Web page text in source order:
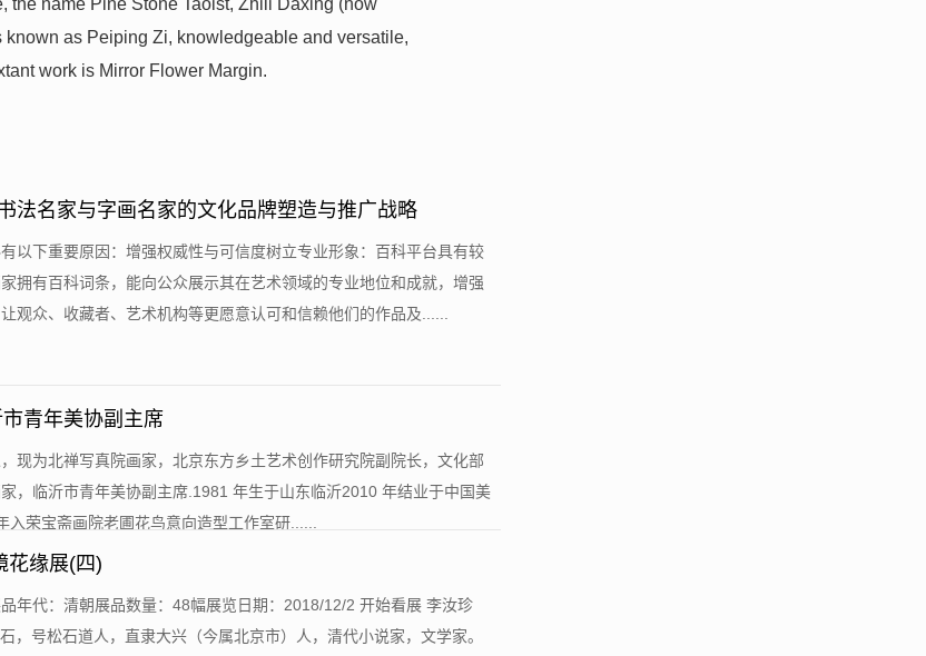
the name Pine Stone Taoist, Zhili Daxing (now
as Peiping Zi, knowledgeable and versatile,
work is Mirror Flower Margin.
法名家与字画名家的文化品牌塑造与推广战略
以下重要原因：增强权威性与可信度树立专业形象：百科平台具有较
拥有百科词条，能向公众展示其在艺术领域的专业地位和成就，增强
观众、收藏者、艺术机构等更愿意认可和信赖他们的作品及......
青年美协副主席
现为北禅写真院画家，北京东方乡土艺术创作研究院副院长，文化部
，临沂市青年美协副主席.1981 年生于山东临沂2010 年结业于中国美
入荣宝斋画院老圃花鸟意向造型工作室研......
花缘展(四)
年代：清朝展品数量：48幅展览日期：2018/12/2 开始看展 李汝珍
，号松石道人，直隶大兴（今属北京市）人，清代小说家，文学家。